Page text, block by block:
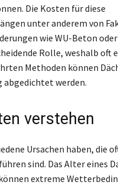
Die Kosten für diese
unter anderem von
wie WU-Beton oder
Rolle, weshalb oft
Methoden können
abgedichtet werden.
verstehen
Ursachen haben, die
sind. Das Alter eines
extreme